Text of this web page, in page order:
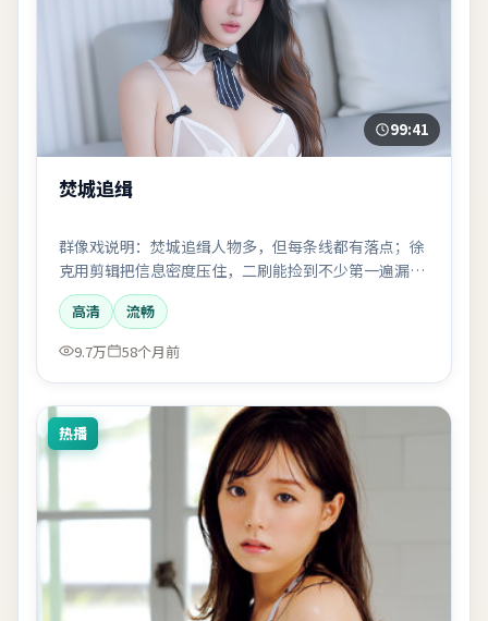
99:41
焚城追缉
群像戏说明：焚城追缉人物多，但每条线都有落点；徐
克用剪辑把信息密度压住，二刷能捡到不少第一遍漏掉
的细节。
高清
流畅
9.7万
58个月前
热播